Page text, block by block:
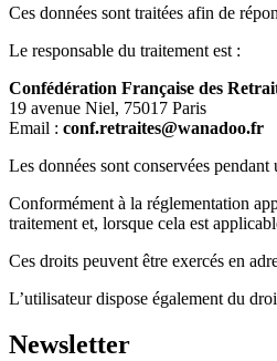
Ces données sont traitées afin de
Le responsable du traitement est :
Confédération Française des
19 avenue Niel, 75017 Paris
Email : conf.retraites@wanadoo.fr
Les données sont conservées
Conformément à la réglementation
traitement et, lorsque cela est
Ces droits peuvent être exercés en
L’utilisateur dispose également du
Newsletter